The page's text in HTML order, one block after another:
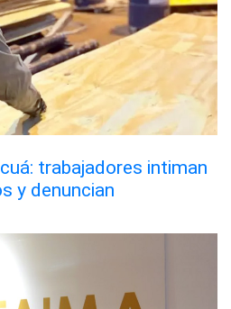
trabajadores intiman
y denuncian